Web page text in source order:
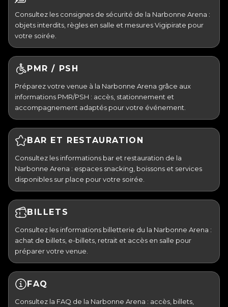
Consultez les consignes de sécurité de la Narbonne Arena :
objets interdits, règles en salle et mesures Vigipirate pour
votre soirée.
PMR / PSH
Préparez votre venue à la Narbonne Arena grâce aux
informations PMR/PSH : accès, stationnement et
accompagnement adaptés pour votre événement.
BAR ET RESTAURATION
Consultez les informations bar et restauration de la
Narbonne Arena : espaces snacking, boissons et services
disponibles sur place pour votre soirée.
BILLETS
Consultez les informations billetterie du la Narbonne Arena :
achat de billets, e-billets, retrait et accès en salle pour
préparer votre venue.
FAQ
Consultez la FAQ de la Narbonne Arena : accès, billets,